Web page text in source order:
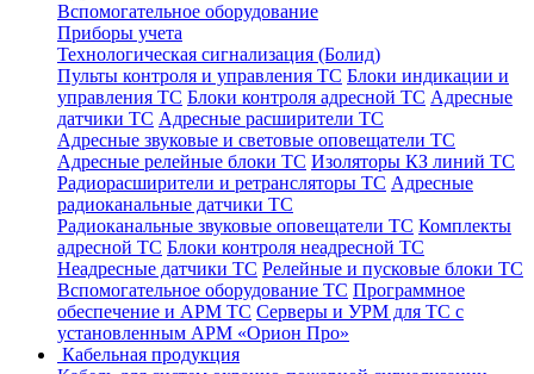
Вспомогательное оборудование
Приборы учета
Технологическая сигнализация (Болид)
Пульты контроля и управления ТС Блоки индикации и
управления ТС Блоки контроля адресной ТС Адресные
датчики ТС Адресные расширители ТС
Адресные звуковые и световые оповещатели ТС
Адресные релейные блоки ТС Изоляторы КЗ линий ТС
Радиорасширители и ретрансляторы ТС Адресные
радиоканальные датчики ТС
Радиоканальные звуковые оповещатели ТС Комплекты
адресной ТС Блоки контроля неадресной ТС
Неадресные датчики ТС Релейные и пусковые блоки ТС
Вспомогательное оборудование ТС Программное
обеспечение и АРМ ТС Серверы и УРМ для ТС с
установленным АРМ «Орион Про»
Кабельная продукция